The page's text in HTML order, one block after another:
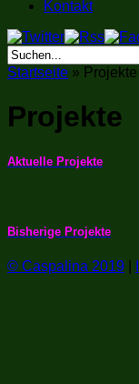
Kontakt
Startseite » Projekte
Projekte
Aktuelle Projekte
Bisherige Projekte
© Caspalina 2019